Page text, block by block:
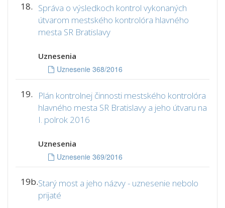
18. Správa o výsledkoch kontrol vykonaných
útvarom mestského kontrolóra hlavného
mesta SR Bratislavy
Uznesenia
Uznesenie 368/2016
19.
Plán kontrolnej činnosti mestského kontrolóra
hlavného mesta SR Bratislavy a jeho útvaru na
I. polrok 2016
Uznesenia
Uznesenie 369/2016
19b.Starý most a jeho názvy - uznesenie nebolo
prijaté